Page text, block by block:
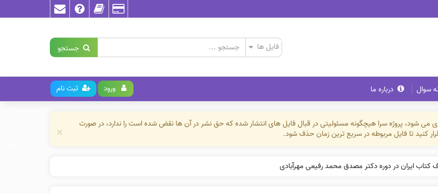
جستجو
سوال درباره ما ورود ثبت نام
می شود، پروژه سرا هیچگونه مسئولیتی در قبال فایل های انتشار شده که حق نشر در آن ها نقض شده است را ندارد، در صورت
کنید تا فایل مربوطه در سریع ترین زمان حذف شود.
×
کتاب ایران در دوره دکتر مصدق محمد رفیعی مهرآبادی